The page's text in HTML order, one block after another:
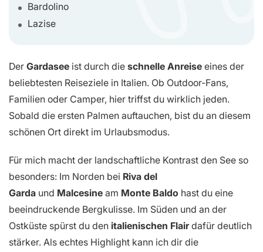
Bardolino
Lazise
Der Gardasee ist durch die schnelle Anreise eines der
beliebtesten Reiseziele in Italien. Ob Outdoor-Fans,
Familien oder Camper, hier triffst du wirklich jeden.
Sobald die ersten Palmen auftauchen, bist du an diesem
schönen Ort direkt im Urlaubsmodus.
Für mich macht der landschaftliche Kontrast den See so
besonders: Im Norden bei Riva del
Garda und Malcesine am Monte Baldo hast du eine
beeindruckende Bergkulisse. Im Süden und an der
Ostküste spürst du den italienischen Flairdafür deutlich
stärker. Als echtes Highlight kann ich dir die